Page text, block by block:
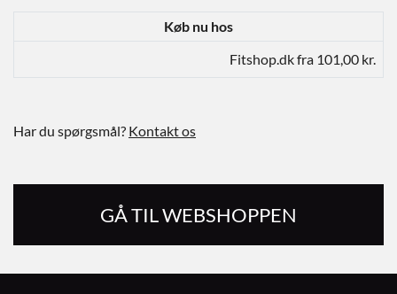
Køb nu hos
Fitshop.dk fra 101,00 kr.
Har du spørgsmål? Kontakt os
GÅ TIL WEBSHOPPEN